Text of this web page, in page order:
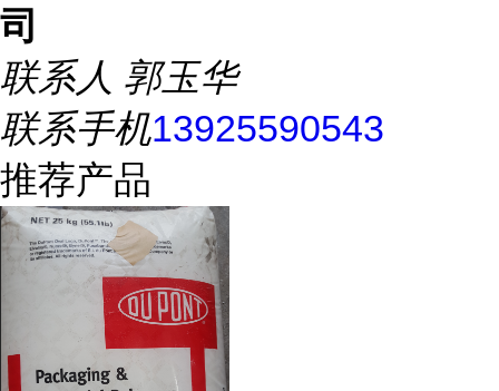
司
联系人 郭玉华
联系手机13925590543
推荐产品